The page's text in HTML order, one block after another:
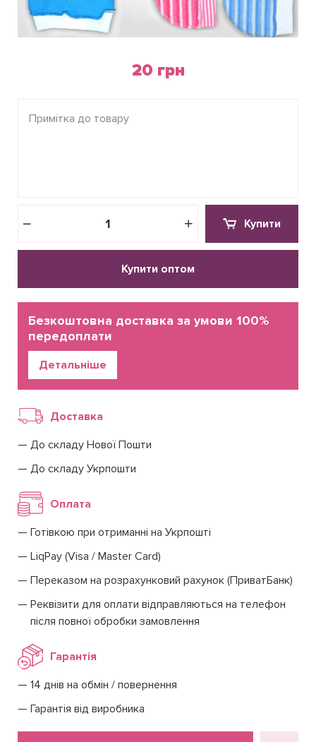
20 грн
Купити
Купити оптом
Детальніше
Безкоштовна доставка за умови 100%
передоплати
Доставка
До складу Нової Пошти
До складу Укрпошти
Оплата
Готівкою при отриманні на Укрпошті
LiqPay (Visa / Master Card)
Переказом на розрахунковий рахунок (ПриватБанк)
Реквізити для оплати відправляються на телефон
після повної обробки замовлення
Гарантія
14 днів на обмін / повернення
Гарантія від виробника